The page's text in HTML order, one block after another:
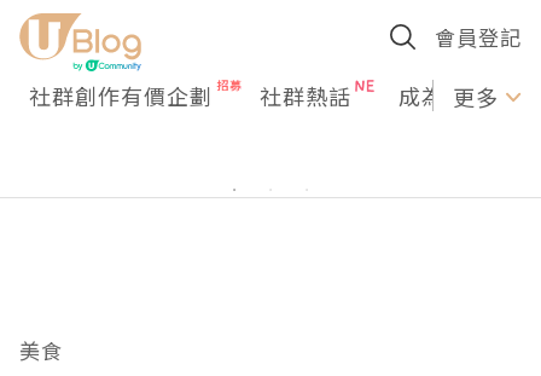
會員登記
社群創作有價企劃 社群熱話 成為U更多
美食